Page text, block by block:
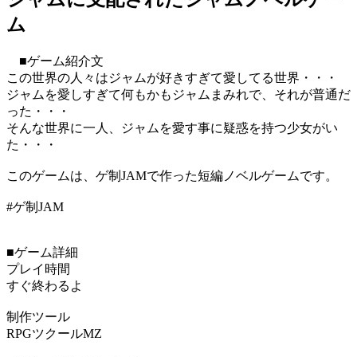
ム
■ゲーム紹介文
この世界の人々はジャムが好きすぎて愛してる世界・・・
ジャムを愛しすぎて何もかもジャムまみれで、それが普通だ
った・・・
そんな世界に一人、ジャムを愛す事に疑惑を持つ少女がい
た・・・
このゲームは、ゲ制JAMで作った短編ノベルゲームです。
#ゲ制JAM
■ゲーム詳細
プレイ時間
すぐ終わるよ
制作ツール
RPGツクールMZ